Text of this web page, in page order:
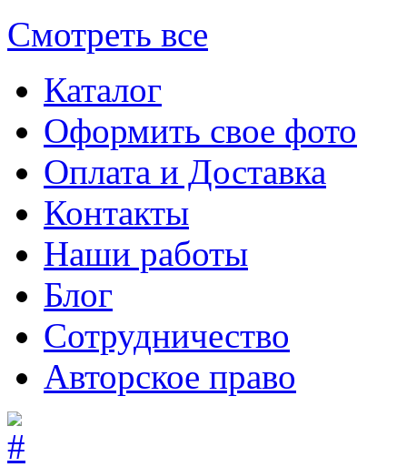
Смотреть все
Каталог
Оформить свое фото
Оплата и Доставка
Контакты
Наши работы
Блог
Сотрудничество
Авторское право